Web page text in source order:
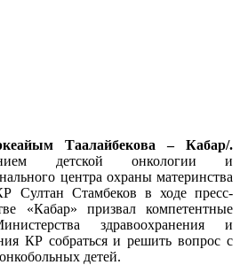
Таалайбекова – Кабар/.
детской онкологии и
центра охраны материнства
Султан Стамбеков в ходе пресс-
«Кабар» призвал компетентные
здравоохранения и
КР собраться и решить вопрос с
детей.